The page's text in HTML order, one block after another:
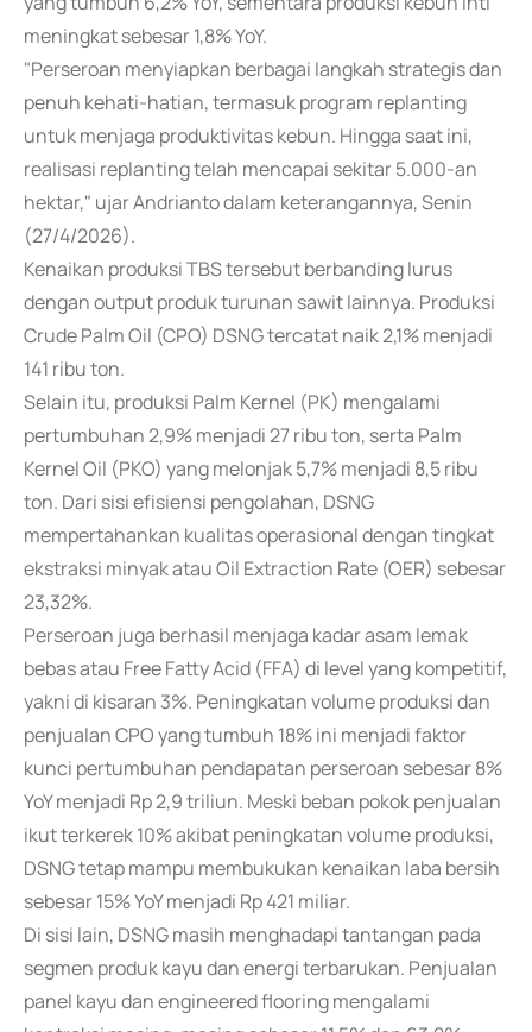
meningkat sebesar 1,8% YoY.
"Perseroan menyiapkan berbagai langkah strategis dan
penuh kehati-hatian, termasuk program replanting
untuk menjaga produktivitas kebun. Hingga saat ini,
realisasi replanting telah mencapai sekitar 5.000-an
hektar," ujar Andrianto dalam keterangannya, Senin
(27/4/2026).
Kenaikan produksi TBS tersebut berbanding lurus
dengan output produk turunan sawit lainnya. Produksi
Crude Palm Oil (CPO) DSNG tercatat naik 2,1% menjadi
141 ribu ton.
Selain itu, produksi Palm Kernel (PK) mengalami
pertumbuhan 2,9% menjadi 27 ribu ton, serta Palm
Kernel Oil (PKO) yang melonjak 5,7% menjadi 8,5 ribu
ton. Dari sisi efisiensi pengolahan, DSNG
mempertahankan kualitas operasional dengan tingkat
ekstraksi minyak atau Oil Extraction Rate (OER) sebesar
23,32%.
Perseroan juga berhasil menjaga kadar asam lemak
bebas atau Free Fatty Acid (FFA) di level yang kompetitif,
yakni di kisaran 3%. Peningkatan volume produksi dan
penjualan CPO yang tumbuh 18% ini menjadi faktor
kunci pertumbuhan pendapatan perseroan sebesar 8%
YoY menjadi Rp 2,9 triliun. Meski beban pokok penjualan
ikut terkerek 10% akibat peningkatan volume produksi,
DSNG tetap mampu membukukan kenaikan laba bersih
sebesar 15% YoY menjadi Rp 421 miliar.
Di sisi lain, DSNG masih menghadapi tantangan pada
segmen produk kayu dan energi terbarukan. Penjualan
panel kayu dan engineered flooring mengalami